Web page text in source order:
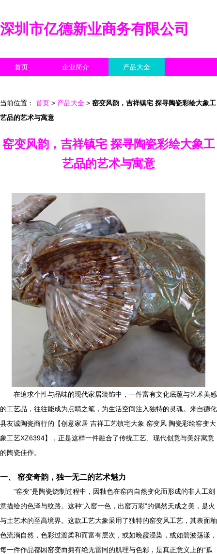
深圳市亿德新业商务有限公司
首页 企业简介 产品大全
当前位置： 首页 > 产品大全 > 窑变风韵，吉祥镇宅 探寻陶瓷彩绘大象工
艺品的艺术与寓意
窑变风韵，吉祥镇宅 探寻陶瓷彩绘大象工
艺品的艺术与寓意
在追求个性与品味的现代家居装饰中，一件富有文化底蕴与艺术美感
的工艺品，往往能成为点睛之笔，为生活空间注入独特的灵魂。来自德化
县友诚陶瓷商行的【创意家居 吉祥工艺镇宅大象 窑变风 陶瓷彩绘窑变大
象工艺XZ6394】，正是这样一件融合了传统工艺、现代创意与美好寓意
的陶瓷佳作。
一、 窑变奇韵，独一无二的艺术魅力
“窑变”是陶瓷烧制过程中，因釉色在窑内自然变化而形成的非人工刻
意描绘的色泽与纹路。这种“入窑一色，出窑万彩”的偶然天成之美，是火
与土艺术的至高境界。这款工艺大象采用了独特的窑变风工艺，其表面釉
色流淌自然，色彩过渡柔和而富有层次，或如晚霞浸染，或如碧波荡漾，
每一件作品都因窑变而拥有绝无雷同的肌理与色彩，是真正意义上的“孤